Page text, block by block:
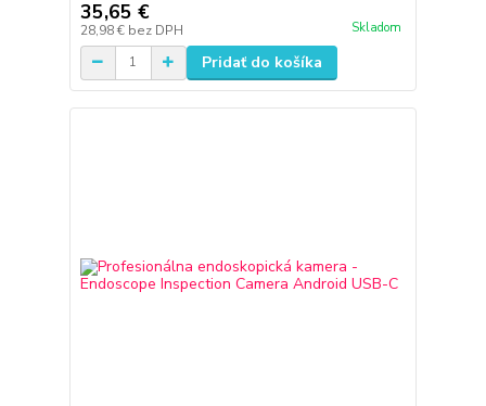
35,65 €
28,98 € bez DPH Skladom
Pridať do košíka